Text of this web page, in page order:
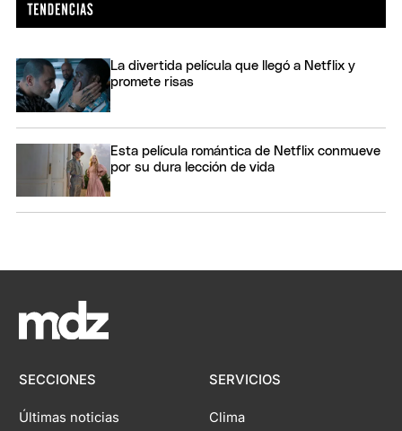
La divertida película que llegó a Netflix y
promete risas
Esta película romántica de Netflix conmueve
por su dura lección de vida
SECCIONES
Últimas noticias
SERVICIOS
Clima